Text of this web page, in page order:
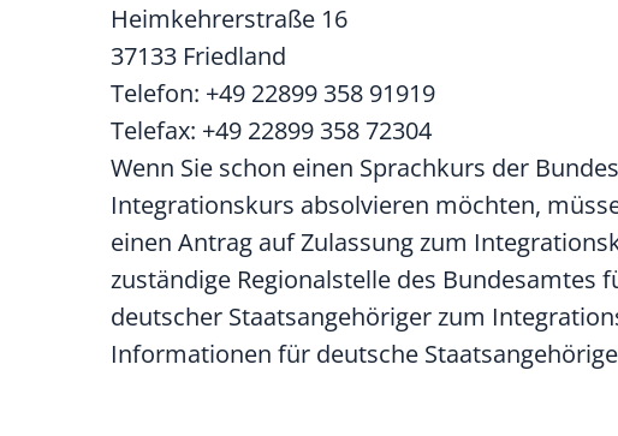
Heimkehrerstraße 16
37133 Friedland
Telefon: +49 22899 358 91919
Telefax: +49 22899 358 72304
Wenn Sie schon einen Sprachkurs der
Integrationskurs absolvieren möchten,
einen Antrag aufZulassung zum
zuständige Regionalstelle des Bundesamtes
deutscher Staatsangehöriger zum
Informationen für deutsche